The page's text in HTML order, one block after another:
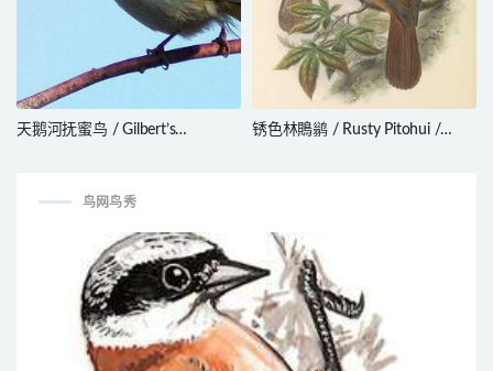
天鹅河抚蜜鸟 / Gilbert’s
锈色林鵙鹟 / Rusty Pitohui /
鸟网鸟秀